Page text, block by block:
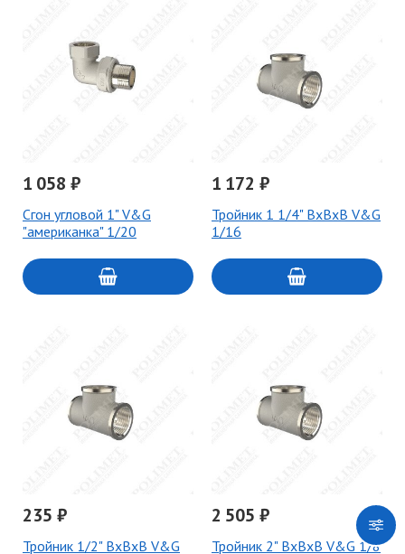
1 058 ₽
Сгон угловой 1" V&G
"американка" 1/20
1 172 ₽
Тройник 1 1/4" ВxВxВ V&G
1/16
235 ₽
Тройник 1/2" ВxВxВ V&G
2 505 ₽
Тройник 2" ВxВxВ V&G 1/8